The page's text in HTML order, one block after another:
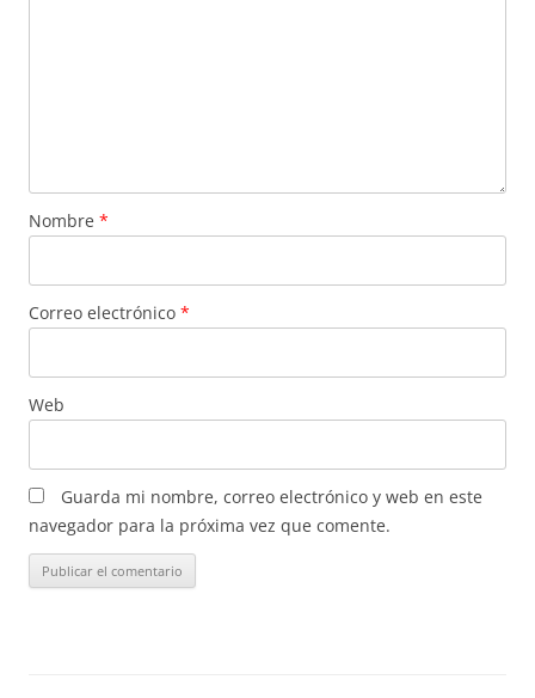
Nombre *
Correo electrónico *
Web
Guarda mi nombre, correo electrónico y web en este
navegador para la próxima vez que comente.